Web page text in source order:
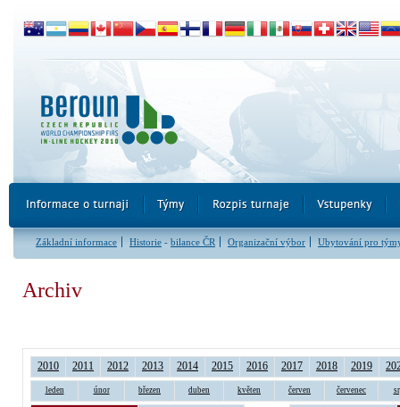
Základní informace Historie - bilance ČR Organizační výbor Ubytování pro
Archiv
2010 2011 2012 2013 2014 2015 2016 2017 2018 2019
leden únor březen duben květen červen červenec